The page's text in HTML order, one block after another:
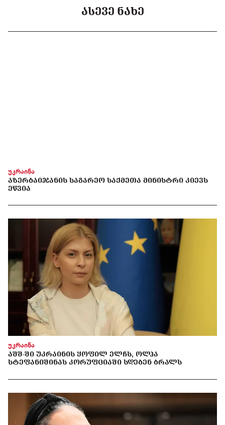
ᲐᲡᲔᲕᲔ ᲜᲐᲮᲔ
უკრაინა
ᲐᲖᲔᲠᲑᲐᲘᲯᲐᲜᲘᲡ ᲡᲐᲒᲐᲠᲔᲝ ᲡᲐᲥᲛᲔᲗᲐ ᲛᲘᲜᲘᲡᲢᲠᲘ ᲙᲘᲔᲕᲡ
ᲔᲬᲕᲘᲐ
უკრაინა
ᲐᲨᲨ-ᲨᲘ ᲣᲙᲠᲐᲘᲜᲘᲡ ᲧᲝᲤᲘᲚ ᲔᲚᲩᲡ, ᲝᲚᲰᲐ
ᲡᲢᲔᲤᲐᲜᲘᲨᲘᲜᲐᲡ ᲙᲝᲠᲣᲤᲪᲘᲐᲨᲘ ᲡᲓᲔᲑᲔᲜ ᲑᲠᲐᲚᲡ